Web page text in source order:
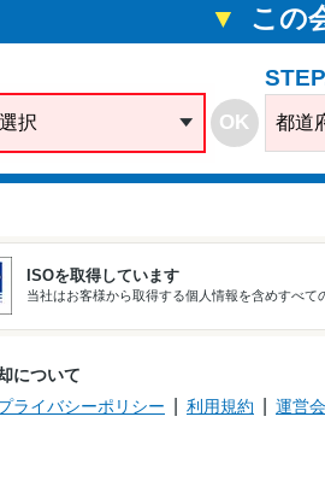
神奈川県横浜市旭
丘
神奈川県横浜市旭
区善部町
区二俣川２ グレ
ーシアタワー二俣
神奈川県横浜市旭
この
択 OK 都道
ISOを取得しています
当社はお客様から取得する個人情報を含めすべ
について
ライバシーポリシー 利用規約 運営